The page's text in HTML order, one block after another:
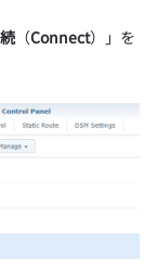
（Connect）」を